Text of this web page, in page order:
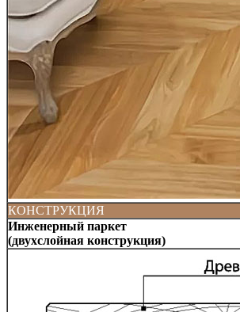
КОНСТРУКЦИЯ
Инженерный паркет
(двухслойная конструкция)